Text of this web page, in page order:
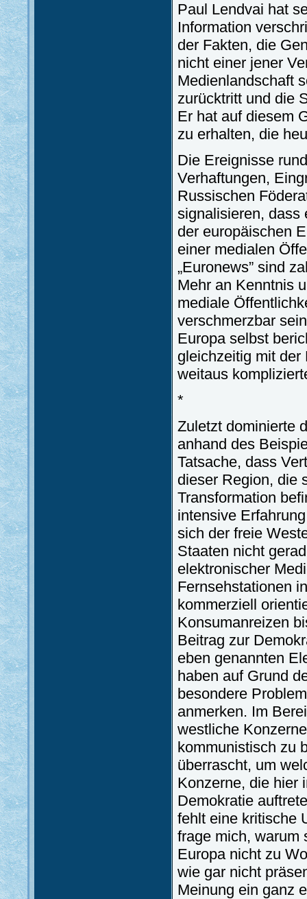
Paul Lendvai hat
Information
der Fakten, die
nicht einer jener
Medienlandschaft
zurücktritt und die
Er hat auf diesem
zu erhalten, die
Die Ereignisse
Verhaftungen,
Russischen
signalisieren, dass
der europäischen
einer medialen
„Euronews” sind
Mehr an Kenntnis
mediale
verschmerzbar
Europa selbst
gleichzeitig mit der
weitaus
*
Zuletzt dominierte
anhand des
Tatsache, dass
dieser Region, die
Transformation
intensive
sich der freie
Staaten nicht
elektronischer
Fernsehstationen
kommerziell
Konsumanreizen
Beitrag zur
eben genannten
haben auf Grund
besondere
anmerken. Im
westliche
kommunistisch zu
überrascht, um
Konzerne, die hier
Demokratie
fehlt eine kritische
frage mich, warum
Europa nicht zu
wie gar nicht
Meinung ein ganz